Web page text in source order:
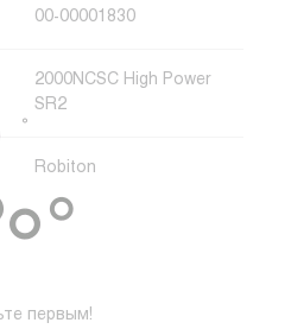
00-00001830
2000NCSC High Power
SR2
Robiton
первым!